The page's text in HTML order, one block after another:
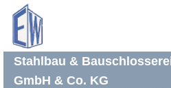
Skip
content
Stahlbau &
GmbH & Co. KG